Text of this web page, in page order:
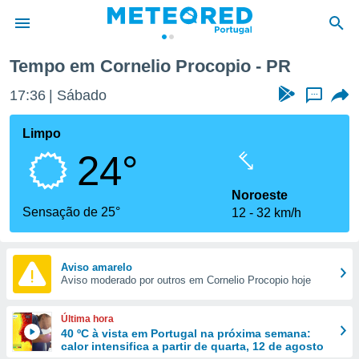
da
foi
fornecidas
a este
das
e
forma
digital
Tempo em Cornelio Procopio - PR
17:36 Sábado ...
Limpo
24°
Sensação de 25°
Noroeste
12
32 km/h
Aviso amarelo
Aviso moderado por outros em Cornelio Procopio hoje
Última hora
40 ºC à vista em Portugal na próxima semana:
calor intensifica a partir de quarta, 12 de agosto